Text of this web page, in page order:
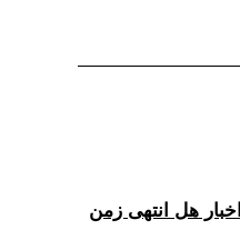
هل انتهى زمن